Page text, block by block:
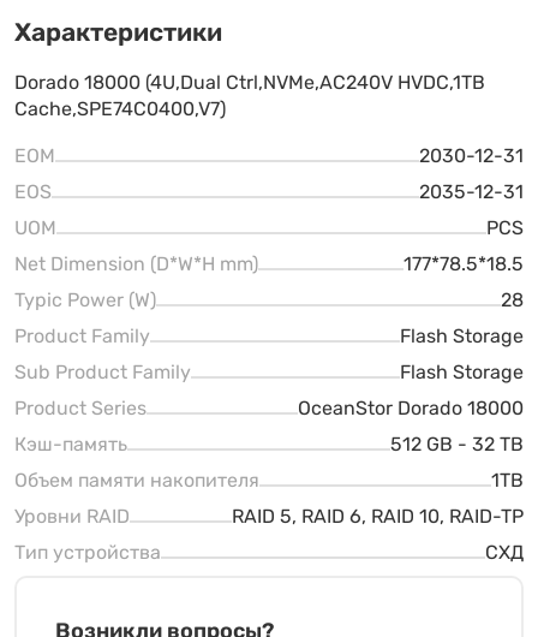
Характеристики
Dorado 18000 (4U,Dual Ctrl,NVMe,AC240V HVDC,1TB
Cache,SPE74C0400,V7)
EOM
2030-12-31
EOS
2035-12-31
UOM
PCS
Net Dimension (D*W*H mm)
177*78.5*18.5
Typic Power (W)
28
Product Family
Flash Storage
Sub Product Family
Flash Storage
Product Series
OceanStor Dorado 18000
Кэш-память
512 GB - 32 TB
Объем памяти накопителя
1TB
Уровни RAID
RAID 5, RAID 6, RAID 10, RAID-TP
Тип устройства
СХД